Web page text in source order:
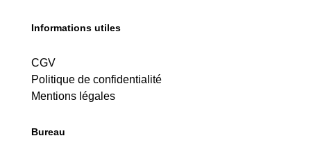
Informations utiles
CGV
Politique de confidentialité
Mentions légales
Bureau